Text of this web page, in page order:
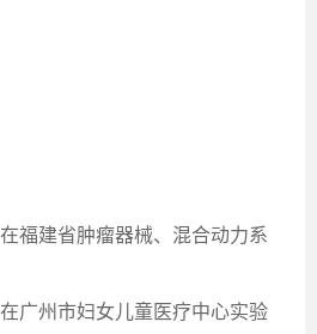
在福建省肿瘤器械、混合动力系
在广州市妇女儿童医疗中心实验